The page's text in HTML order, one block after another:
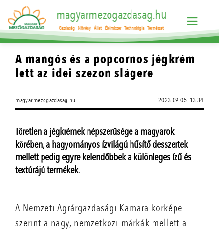
magyarmezogazdasag.hu
Gazdaság Növény Állat Élelmiszer Technológia Természet
A mangós és a popcornos jégkrém
lett az idei szezon slágere
magyarmezogazdasag.hu 2023.09.05. 13:34
Töretlen a jégkrémek népszerűsége a magyarok
körében, a hagyományos ízvilágú hűsítő desszertek
mellett pedig egyre kelendőbbek a különleges ízű és
textúrájú termékek.
A Nemzeti Agrárgazdasági Kamara körképe
szerint a nagy, nemzetközi márkák mellett a